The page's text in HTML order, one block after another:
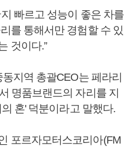
빠르고 성능이 좋은 차를
를 통해서만 경험할 수 있
것이다.”
지역 총괄CEO는 페라리
명품브랜드의 자리를 지
혼' 덕분이라고 말했다.
포르자모터스코리아(FM